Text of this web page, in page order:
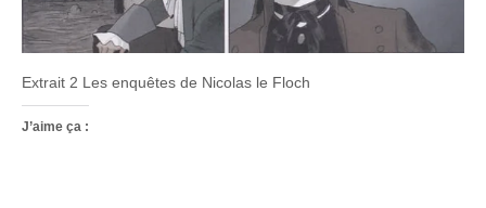
Extrait 2 Les enquêtes de Nicolas le Floch
J’aime ça :